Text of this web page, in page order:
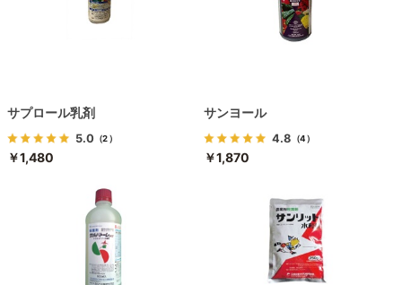
サプロール乳剤
5.0 （2）
￥1,480
サンヨール
4.8 （4）
￥1,870